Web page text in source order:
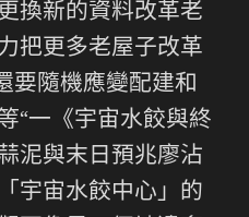
換新的資料改革老
把更多老屋子改革
要隨機應變配建和
“一《宇宙水餃與終
泥與末日預兆廖沾
宇宙水餃中心」的